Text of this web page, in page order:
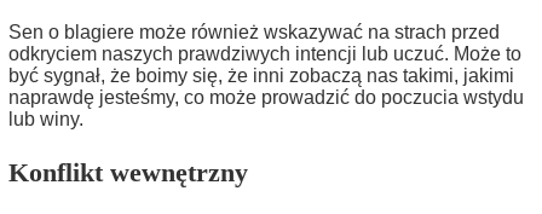
Sen o blagiere może również wskazywać na strach przed
odkryciem naszych prawdziwych intencji lub uczuć. Może to
być sygnał, że boimy się, że inni zobaczą nas takimi, jakimi
naprawdę jesteśmy, co może prowadzić do poczucia wstydu
lub winy.
Konflikt wewnętrzny